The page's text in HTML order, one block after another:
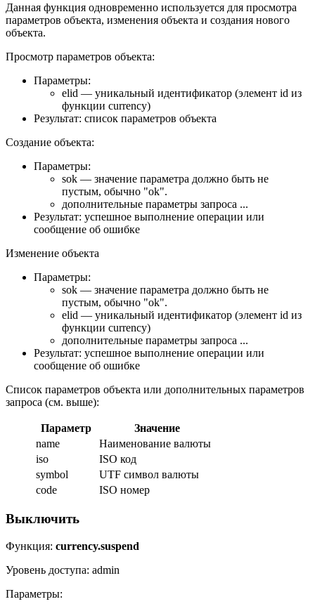
Данная функция одновременно используется для просмотра
параметров объекта, изменения объекта и создания нового
объекта.
Просмотр параметров объекта:
Параметры:
elid — уникальный идентификатор (элемент id из
функции currency)
Результат: список параметров объекта
Создание объекта:
Параметры:
sok — значение параметра должно быть не
пустым, обычно "ok".
дополнительные параметры запроса ...
Результат: успешное выполнение операции или
сообщение об ошибке
Изменение объекта
Параметры:
sok — значение параметра должно быть не
пустым, обычно "ok".
elid — уникальный идентификатор (элемент id из
функции currency)
дополнительные параметры запроса ...
Результат: успешное выполнение операции или
сообщение об ошибке
Список параметров объекта или дополнительных параметров
запроса (см. выше):
Параметр
Значение
name
Наименование валюты
iso
ISO код
symbol
UTF символ валюты
code
ISO номер
Выключить
Функция: currency.suspend
Уровень доступа: admin
Параметры: